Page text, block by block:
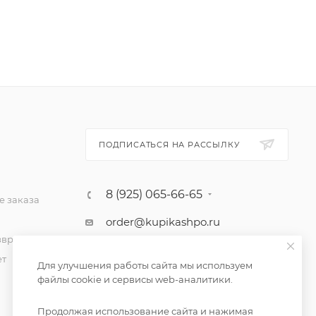
заказа
ПОДПИСАТЬСЯ НА РАССЫЛКУ
8 (925) 065-66-65
order@kupikashpo.ru
Для улучшения работы сайта мы используем
файлы cookie и сервисы web-аналитики.
Продолжая использование сайта и нажимая